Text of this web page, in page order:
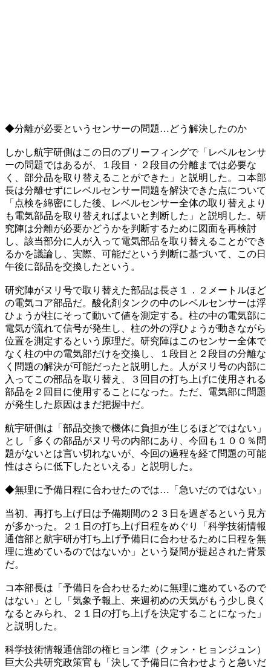
◆分離が必要というセンサーの問題…どう解決したのか
しかし航宇研側はこの日のブリーフィングで「レベルセンサ
ーの問題ではあるが、１段目・２段目の分離までは必要な
く、部分品を取り替えることができた」と説明した。コ本部
長は分離せずにレベルセンサー問題を解決できた点について
「点検を綿密にした後、レベルセンサー全体の取り替えより
も電気部品を取り替えればよいと判断した」と説明した。研
究陣は分離が必要かどうかを判断するために図面を再検討
し、該当部分に人が入って電気部品を取り替えることができ
るかを議論し、実際、可能だという判断に基づいて、この日
午後に部品を交換したという。
研究陣がヌリ号で取り替えた部品は長さ１．２メートルほど
の電気コア部品だ。酸化剤タンクの中のレベルセンサーは浮
ひょうが柱にそって動いて値を測定する。柱の中の電気部に
電気が流れて信号が発生し、柱の外の浮ひょうが動きながら
位置を測定するという原理だ。研究陣はこのセンサー全体で
なく柱の中の電気部だけを交換し、１段目と２段目の分離な
く問題の解決が可能だったと説明した。人がヌリ号の内部に
入ってこの部品を取り替え、３回目の打ち上げに使用される
部品を２回目に使用することになった。ただ、電気部に問題
が発生した原因はまだ把握中だ。
航宇研側は「部品交換で機体に負担が生じるほどではない」
とし「多くの部品がヌリ号の内部にあり、今回も１００％問
題がないとは言い切れないが、今回の過程を経て問題の可能
性はさらに低下したといえる」と説明した。
◆無理に予備日程に合わせたのでは…「急いだのではない」
当初、再打ち上げ日は予備期間の２３日を過ぎるという見方
が多かった。２１日の打ち上げ日程をめぐり「科学技術情報
通信部と航宇研が打ち上げ予備日に合わせるために日程を無
理に進めているのではないか」という疑問が提起された背景
だ。
コ本部長は「予備日を合わせるために無理に進めているので
はない」とし「気象予報上、来週初めの天気がもう少し良く
なるとみられ、２１日の打ち上げを決定することになった」
と説明した。
科学技術情報通信部の権ヒョン準（クォン・ヒョンジュン）
巨大公共研究政策官も「決して予備日に合わせようと急いだ